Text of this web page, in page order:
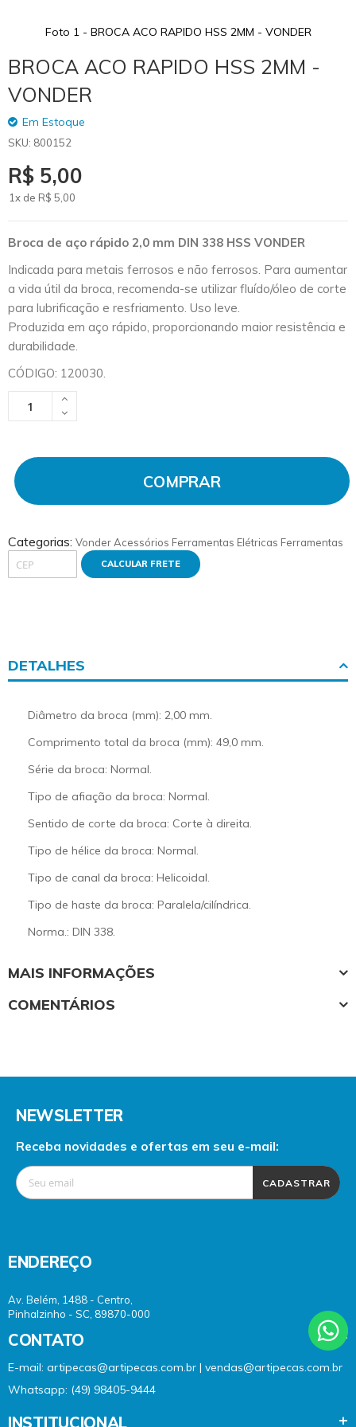
BROCA ACO RAPIDO HSS 2MM -
VONDER
Em Estoque
SKU 800152
R$ 5,00
1x de R$ 5 ,00
Broca de aço rápido 2,0 mm DIN 338 HSS VONDER
Indicada para metais ferrosos e não ferrosos. Para aumentar
a vida útil da broca, recomenda-se utilizar fluído/óleo de corte
para lubrificação e resfriamento. Uso leve.
Produzida em aço rápido, proporcionando maior resistência e
durabilidade.
CÓDIGO: 120030.
COMPRAR
Categorias: VonderAcessórios Ferramentas Elétricas Ferramentas
CALCULAR FRETE
Foto 1 - BROCA ACO RAPIDO HSS 2MM - VONDER
Skip
to
the
beginning
of
the
images
DETALHES
Diâmetro da broca (mm): 2,00 mm.
Comprimento total da broca (mm): 49,0 mm.
Série da broca: Normal.
Tipo de afiação da broca: Normal.
Sentido de corte da broca: Corte à direita.
Tipo de hélice da broca: Normal.
Tipo de canal da broca: Helicoidal.
Tipo de haste da broca: Paralela/cilíndrica.
Norma.: DIN 338.
MAIS INFORMAÇÕES
COMENTÁRIOS
NEWSLETTER
Receba novidades e ofertas em seu e-mail:
CADASTRAR
ENDEREÇO
Av. Belém, 1488 - Centro,
Pinhalzinho - SC, 89870-000
CONTATO
E-mail: artipecas@artipecas.com.br | vendas@artipecas.com.br
Whatsapp: (49) 98405-9444
INSTITUCIONAL